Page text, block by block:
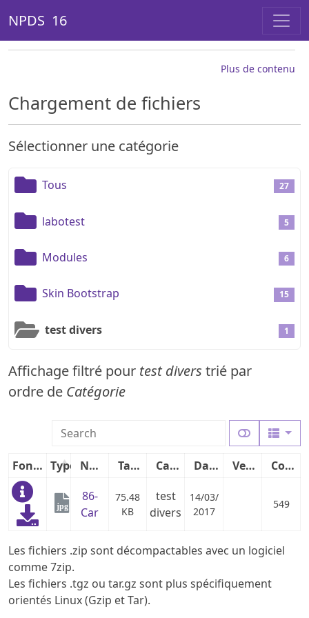
NPDS 16
Plus de contenu
Chargement de fichiers
Sélectionner une catégorie
Tous 27
labotest 5
Modules 6
Skin Bootstrap 15
test divers 1
Affichage filtré pour test divers trié par
ordre de Catégorie
Fonctions Type Nom Taille Catégorie Date Version Compteur
jpg
86-
Car
75.48
KB
test
divers
14/03/
2017
549
Les fichiers .zip sont décompactables avec un logiciel
comme 7zip.
Les fichiers .tgz ou tar.gz sont plus spécifiquement
orientés Linux (Gzip et Tar).